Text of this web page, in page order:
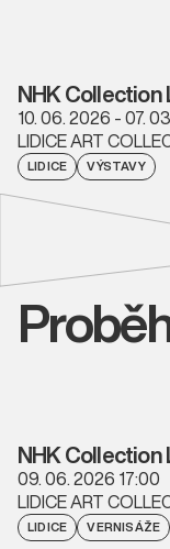
NHK Collection
10. 06. 2026 - 07.
LIDICE ART
LIDICE VÝSTAVY
NHK Collection
09. 06. 2026 17:00
LIDICE ART
LIDICE VERNISÁŽE